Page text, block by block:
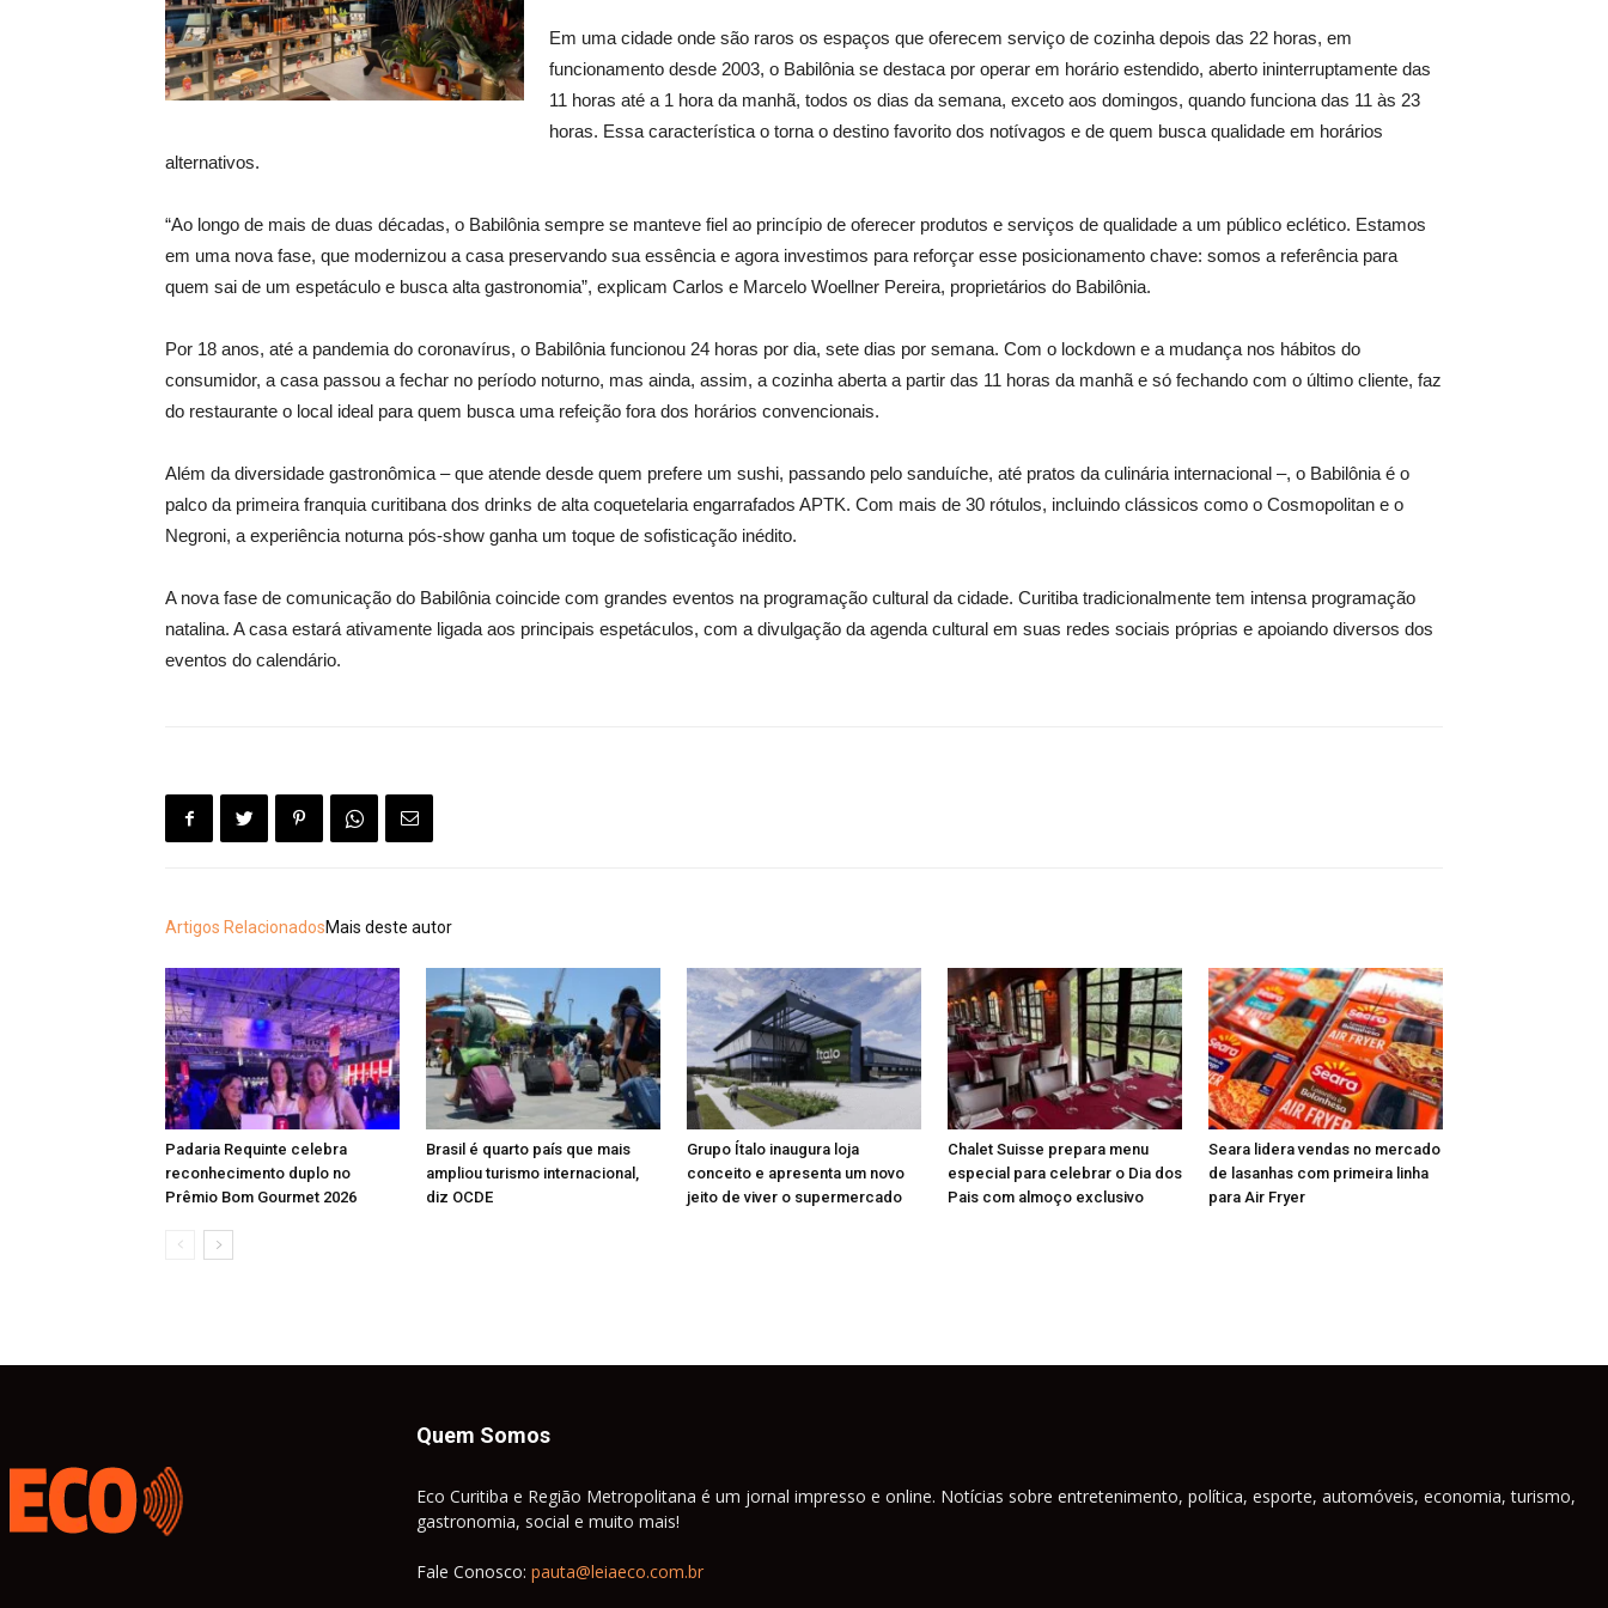
Em uma cidade onde são raros os espaços que oferecem serviço de cozinha depois das 22 horas, em
funcionamento desde 2003, o Babilônia se destaca por operar em horário estendido, aberto ininterruptamente das
11 horas até a 1 hora da manhã, todos os dias da semana, exceto aos domingos, quando funciona das 11 às 23
horas. Essa característica o torna o destino favorito dos notívagos e de quem busca qualidade em horários
alternativos.
“Ao longo de mais de duas décadas, o Babilônia sempre se manteve fiel ao princípio de oferecer produtos e serviços de qualidade a um público eclético. Estamos
em uma nova fase, que modernizou a casa preservando sua essência e agora investimos para reforçar esse posicionamento chave: somos a referência para
quem sai de um espetáculo e busca alta gastronomia”, explicam Carlos e Marcelo Woellner Pereira, proprietários do Babilônia.
Por 18 anos, até a pandemia do coronavírus, o Babilônia funcionou 24 horas por dia, sete dias por semana. Com o lockdown e a mudança nos hábitos do
consumidor, a casa passou a fechar no período noturno, mas ainda, assim, a cozinha aberta a partir das 11 horas da manhã e só fechando com o último cliente, faz
do restaurante o local ideal para quem busca uma refeição fora dos horários convencionais.
Além da diversidade gastronômica – que atende desde quem prefere um sushi, passando pelo sanduíche, até pratos da culinária internacional –, o Babilônia é o
palco da primeira franquia curitibana dos drinks de alta coquetelaria engarrafados APTK. Com mais de 30 rótulos, incluindo clássicos como o Cosmopolitan e o
Negroni, a experiência noturna pós-show ganha um toque de sofisticação inédito.
A nova fase de comunicação do Babilônia coincide com grandes eventos na programação cultural da cidade. Curitiba tradicionalmente tem intensa programação
natalina. A casa estará ativamente ligada aos principais espetáculos, com a divulgação da agenda cultural em suas redes sociais próprias e apoiando diversos dos
eventos do calendário.
Artigos RelacionadosMais deste autor
Padaria Requinte celebra
reconhecimento duplo no
Prêmio Bom Gourmet 2026
Brasil é quarto país que mais
ampliou turismo internacional,
diz OCDE
Grupo Ítalo inaugura loja
conceito e apresenta um novo
jeito de viver o supermercado
Chalet Suisse prepara menu
especial para celebrar o Dia dos
Pais com almoço exclusivo
Seara lidera vendas no mercado
de lasanhas com primeira linha
para Air Fryer
Quem Somos
Eco Curitiba e Região Metropolitana é um jornal impresso e online. Notícias sobre entretenimento, política, esporte, automóveis, economia, turismo,
gastronomia, social e muito mais!
Fale Conosco: pauta@leiaeco.com.br